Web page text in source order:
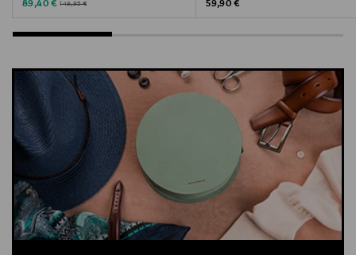
Discounted Price
89,40 € Original Price
149,95 €
Original Price
59,90 €